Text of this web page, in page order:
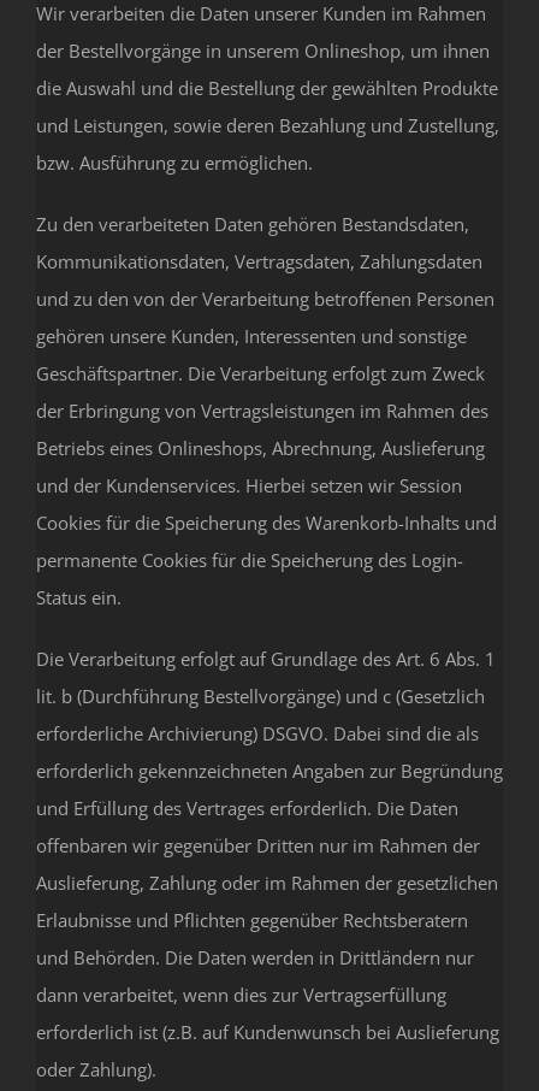
Wir verarbeiten die Daten unserer Kunden im Rahmen
der Bestellvorgänge in unserem Onlineshop, um ihnen
die Auswahl und die Bestellung der gewählten Produkte
und Leistungen, sowie deren Bezahlung und Zustellung,
bzw. Ausführung zu ermöglichen.
Zu den verarbeiteten Daten gehören Bestandsdaten,
Kommunikationsdaten, Vertragsdaten, Zahlungsdaten
und zu den von der Verarbeitung betroffenen Personen
gehören unsere Kunden, Interessenten und sonstige
Geschäftspartner. Die Verarbeitung erfolgt zum Zweck
der Erbringung von Vertragsleistungen im Rahmen des
Betriebs eines Onlineshops, Abrechnung, Auslieferung
und der Kundenservices. Hierbei setzen wir Session
Cookies für die Speicherung des Warenkorb-Inhalts und
permanente Cookies für die Speicherung des Login-
Status ein.
Die Verarbeitung erfolgt auf Grundlage des Art. 6 Abs. 1
lit. b (Durchführung Bestellvorgänge) und c (Gesetzlich
erforderliche Archivierung) DSGVO. Dabei sind die als
erforderlich gekennzeichneten Angaben zur Begründung
und Erfüllung des Vertrages erforderlich. Die Daten
offenbaren wir gegenüber Dritten nur im Rahmen der
Auslieferung, Zahlung oder im Rahmen der gesetzlichen
Erlaubnisse und Pflichten gegenüber Rechtsberatern
und Behörden. Die Daten werden in Drittländern nur
dann verarbeitet, wenn dies zur Vertragserfüllung
erforderlich ist (z.B. auf Kundenwunsch bei Auslieferung
oder Zahlung).